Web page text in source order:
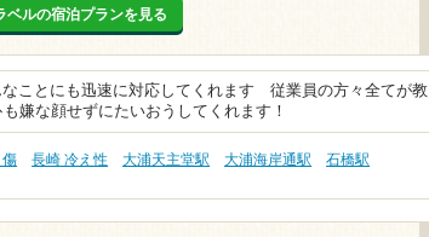
ベルの宿泊プランを見る
ことにも迅速に対応してくれます 従業員の方々全てが教
嫌な顔せずにたいおうしてくれます！
長崎 冷え性 大浦天主堂駅 大浦海岸通駅
石橋駅